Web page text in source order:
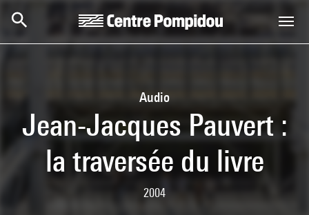
Audio
Jean-Jacques Pauvert :
la traversée du livre
2004